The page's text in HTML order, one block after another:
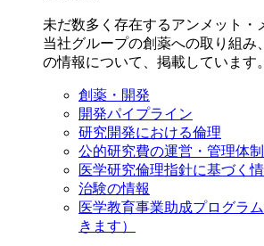
未だ数多く存在するアンメット・
当社グループの創薬への取り組み
の情報について、掲載しています。
創薬・開発
開発パイプライン
研究開発における倫理
公的研究費の運営・管理体制
医学研究倫理指針に基づく
治験の情報
医学教育事業助成プログラム
きます）